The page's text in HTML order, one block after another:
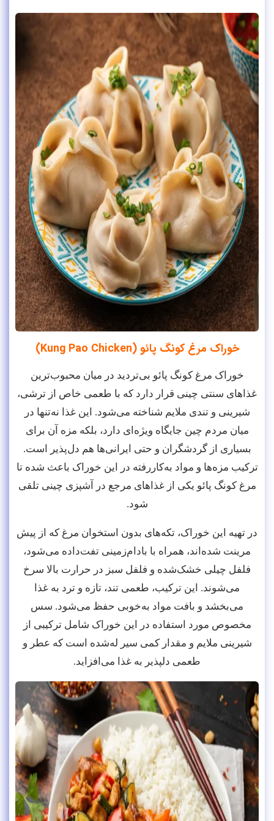
خوراک مرغ کونگ پائو (Kung Pao Chicken)
خوراک مرغ کونگ پائو بی‌تردید در میان محبوب‌ترین
غذاهای سنتی چینی قرار دارد که با طعمی خاص از ترشی،
شیرینی و تندی ملایم شناخته می‌شود. این غذا نه‌تنها در
میان مردم چین جایگاه ویژه‌ای دارد، بلکه مزه آن برای
بسیاری از گردشگران و حتی ایرانی‌ها هم دل‌پذیر است.
ترکیب مزه‌ها و مواد به‌کاررفته در این خوراک باعث شده تا
مرغ کونگ پائو یکی از غذاهای مرجع در آشپزی چینی تلقی
شود.
در تهیه این خوراک، تکه‌های بدون استخوان مرغ که از پیش
مرینت شده‌اند، همراه با بادام‌زمینی تفت‌داده‌ می‌شود،
فلفل چیلی خشک‌شده و فلفل سبز در حرارت بالا سرخ
می‌شوند. این ترکیب، طعمی تند، تازه و ترد به غذا
می‌بخشد و بافت مواد به‌خوبی حفظ می‌شود. سس
مخصوص مورد استفاده در این خوراک شامل ترکیبی از
شیرینی ملایم و مقدار کمی سیر له‌شده است که عطر و
طعمی دلپذیر به غذا می‌افزاید.